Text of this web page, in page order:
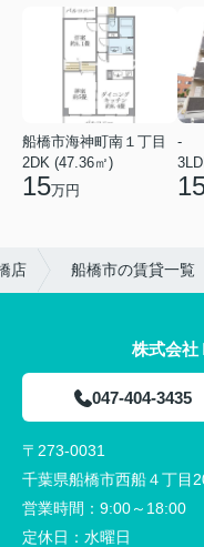
船橋市海神町南１丁目
2DK (47.36㎡)
15万円
-
店 船橋市の賃貸一覧
株式会社
047-404-3435
〒273-0031
千葉県船橋市西船４丁目
営業時間： 9:00～18:00
定休日： 水曜日